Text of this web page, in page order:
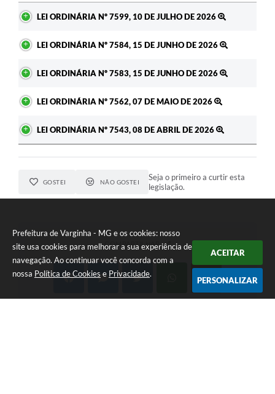
Prefeitura de Varginha - MG e os cookies: nosso
site usa cookies para melhorar a sua experiência de
navegação. Ao continuar você concorda com a
nossa Política de Cookies e Privacidade.
ACEITAR
PERSONALIZAR
LEI ORDINÁRIA Nº 7599, 10 DE JULHO DE 2026
LEI ORDINÁRIA Nº 7584, 15 DE JUNHO DE 2026
LEI ORDINÁRIA Nº 7583, 15 DE JUNHO DE 2026
LEI ORDINÁRIA Nº 7562, 07 DE MAIO DE 2026
LEI ORDINÁRIA Nº 7543, 08 DE ABRIL DE 2026
GOSTEI NÃO GOSTEI
Seja o primeiro a curtir esta
legislação.
COMPARTILHAR